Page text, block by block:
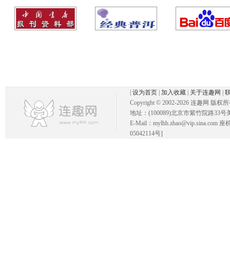
设为首页 加入收藏 关于连趣网
Copyright © 2002-2026 连趣网 版权
地址：(100089)北京市紫竹院路33号
E-Mail：mylhh.zhao@vip.sina.com
05042114号]